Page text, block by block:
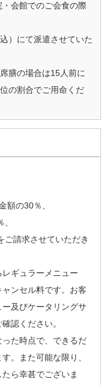
会館でのご会食の際
）にて派遣させていた
膳の場合は15人前に
の割合でご用命くだ
額の30％、
請求させていただき
ギュラーメニュー
ャンセル料です。お客
及びケータリングサ
認ください。
た時点で、できるだ
。また可能な限り、
ら幸甚でございま